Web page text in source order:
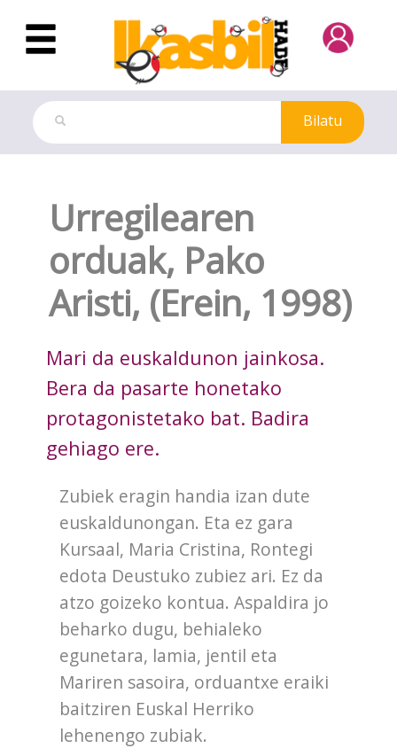
Eduki nagusira joan
Bilatu
Urregilearen
orduak, Pako
Aristi, (Erein, 1998)
Mari da euskaldunon jainkosa.
Bera da pasarte honetako
protagonistetako bat. Badira
gehiago ere.
Zubiek eragin handia izan dute
euskaldunongan. Eta ez gara
Kursaal, Maria Cristina, Rontegi
edota Deustuko zubiez ari. Ez da
atzo goizeko kontua. Aspaldira jo
beharko dugu, behialeko
egunetara, lamia, jentil eta
Mariren sasoira, orduantxe eraiki
baitziren Euskal Herriko
lehenengo zubiak.